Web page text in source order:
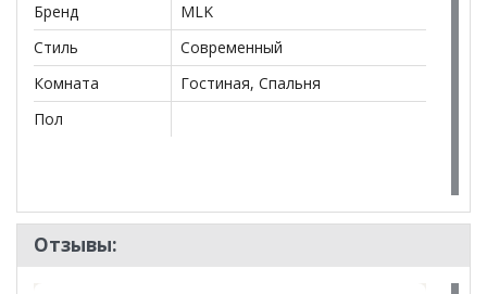
Бренд
MLK
Стиль
Современный
Комната
Гостиная, Спальня
Пол
Отзывы: